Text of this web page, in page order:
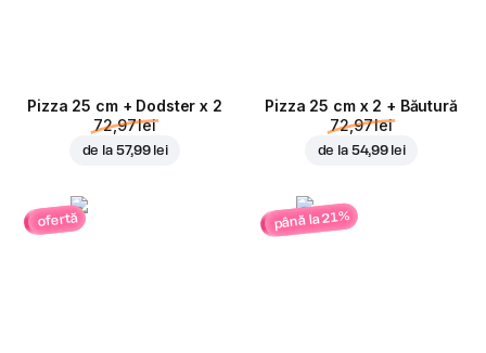
Pizza 25 cm + Dodster x 2
72,97 lei
de la 57,99 lei
Pizza 25 cm x 2 + Băutură
72,97 lei
de la 54,99 lei
ofertă până la 21%